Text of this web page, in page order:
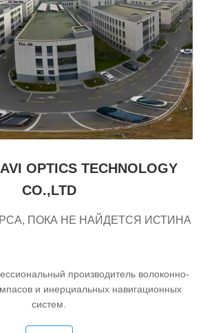
OPTICS TECHNOLOGY
CO.,LTD
ПОКА НЕ НАЙДЕТСЯ ИСТИНА
производитель волоконно-
и инерциальных навигационных
систем.